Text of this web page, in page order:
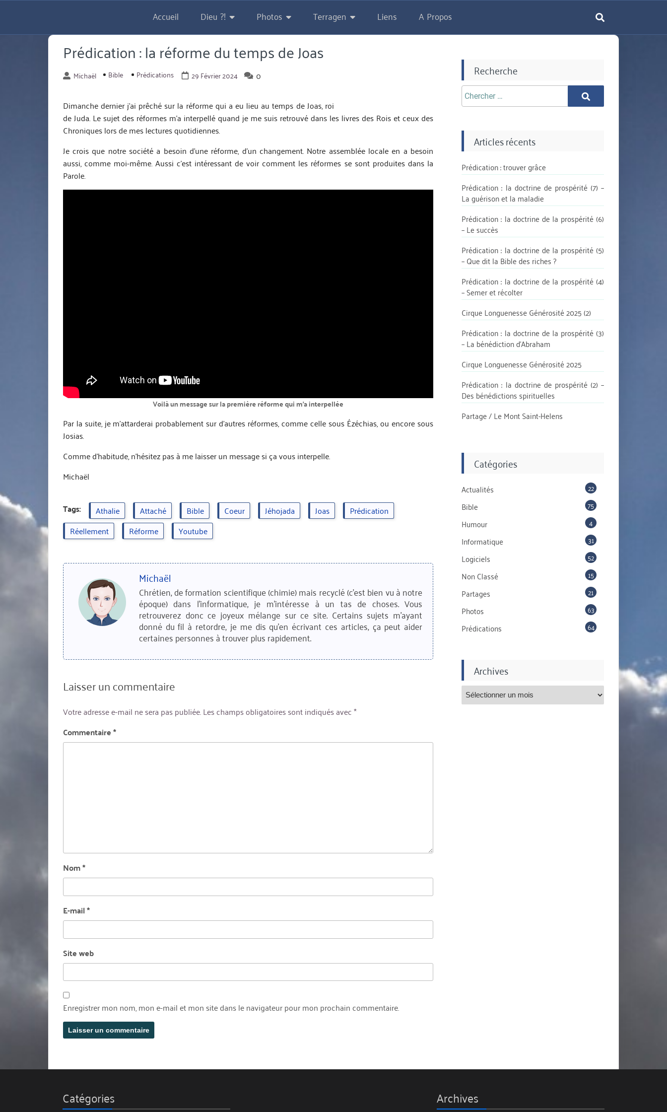
au
Accueil Dieu ?! Photos Terragen Liens A Propos
Prédication : la réforme du temps de Joas
Michaël Bible Prédications 29 Février 2024 0
Dimanche dernier j’ai prêché sur la réforme qui a eu lieu au temps de Joas, roi
de Juda. Le sujet des réformes m’a interpellé quand je me suis retrouvé dans les livres des Rois et ceux des
Chroniques lors de mes lectures quotidiennes.
Je crois que notre société a besoin d’une réforme, d’un changement. Notre assemblée locale en a besoin
aussi, comme moi-même. Aussi c’est intéressant de voir comment les réformes se sont produites dans la
Parole.
Voilà un message sur la première réforme qui m’a interpellée
Par la suite, je m’attarderai probablement sur d’autres réformes, comme celle sous Ézéchias, ou encore sous
Josias.
Comme d’habitude, n’hésitez pas à me laisser un message si ça vous interpelle.
Michaël
Tags: Athalie Attaché Bible Coeur Jéhojada Joas
Prédication
Réellement
Réforme Youtube
Michaël
Chrétien, de formation scientifique (chimie) mais recyclé (c'est bien vu à notre
époque) dans l'informatique, je m'intéresse à un tas de choses. Vous
retrouverez donc ce joyeux mélange sur ce site. Certains sujets m'ayant
donné du fil à retordre, je me dis qu'en écrivant ces articles, ça peut aider
certaines personnes à trouver plus rapidement.
Laisser un commentaire
Votre adresse e-mail ne sera pas publiée.Les champs obligatoires sont indiqués avec*
Commentaire*
Nom*
E-mail*
Site web
Enregistrer mon nom, mon e-mail et mon site dans le navigateur pour mon prochain commentaire.
Recherche
Chercher
aprè:
Chercher
Articles récents
Prédication : trouver grâce
Prédication : la doctrine de prospérité (7) –
La guérison et la maladie
Prédication : la doctrine de la prospérité (6)
– Le succès
Prédication : la doctrine de la prospérité (5)
– Que dit la Bible des riches ?
Prédication : la doctrine de la prospérité (4)
– Semer et récolter
Cirque Longuenesse Générosité 2025 (2)
Prédication : la doctrine de la prospérité (3)
– La bénédiction d’Abraham
Cirque Longuenesse Générosité 2025
Prédication : la doctrine de prospérité (2) –
Des bénédictions spirituelles
Partage / Le Mont Saint-Helens
Catégories
Actualités 22
Bible 75
Humour 4
Informatique 31
Logiciels 52
Non Classé 15
Partages 21
Photos 63
Prédications 64
Archives
Catégories Archives